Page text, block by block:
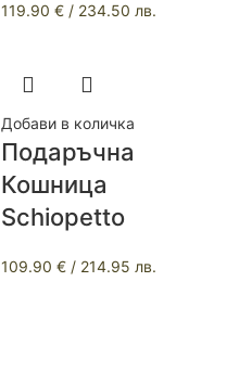
119.90 € / 234.50 лв.
Добави в количка
Подаръчна
Кошница
Schiopetto
109.90 € / 214.95 лв.